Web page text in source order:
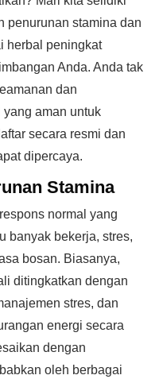
penurunan stamina dan
herbal peningkat
Anda. Anda tak
dan
aman untuk
secara resmi dan
dipercaya.
Stamina
normal yang
banyak bekerja, stres,
bosan. Biasanya,
ditingkatkan dengan
stres, dan
energi secara
dengan
oleh berbagai